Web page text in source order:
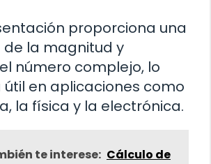
proporciona una
de la magnitud y
número complejo, lo
útil en aplicaciones como
la física y la electrónica.
te interese: Cálculo de